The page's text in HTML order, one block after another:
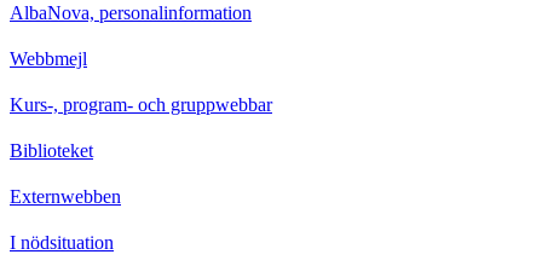
AlbaNova, personalinformation
Webbmejl
Kurs-, program- och gruppwebbar
Biblioteket
Externwebben
I nödsituation